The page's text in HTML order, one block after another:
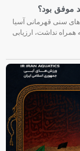
موفق بود؟
سنی قهرمانی آسیا
همراه نداشت، ارزیابی